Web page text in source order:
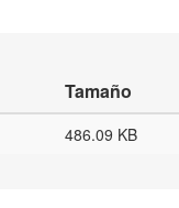
Tamaño
486.09 KB